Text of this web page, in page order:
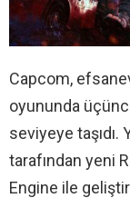
Capcom,
oyununda
seviyeye
tarafından yeni
Engine ile